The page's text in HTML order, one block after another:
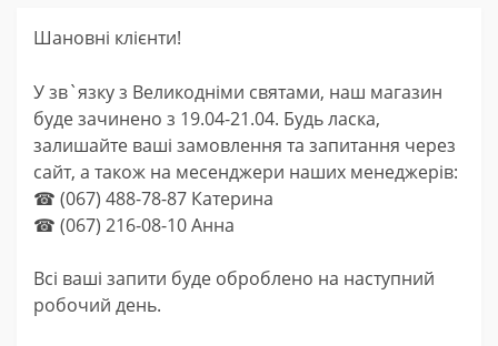
Шановні клієнти!
У зв`язку з Великодніми святами, наш магазин
буде зачинено з 19.04-21.04. Будь ласка,
залишайте ваші замовлення та запитання через
сайт, а також на месенджери наших менеджерів:
☎ (067) 488-78-87 Катерина
☎ (067) 216-08-10 Анна
Всі ваші запити буде оброблено на наступний
робочий день.